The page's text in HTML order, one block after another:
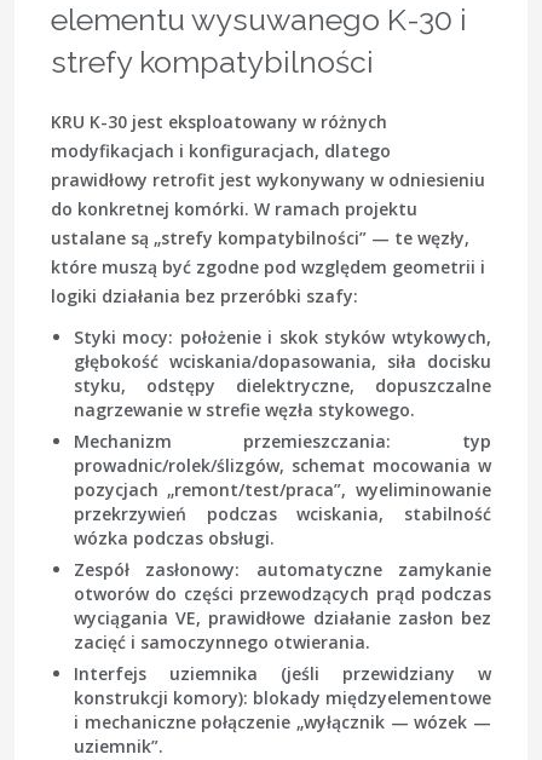
elementu wysuwanego K-30 i
strefy kompatybilności
KRU K-30 jest eksploatowany w różnych
modyfikacjach i konfiguracjach, dlatego
prawidłowy retrofit jest wykonywany w odniesieniu
do konkretnej komórki. W ramach projektu
ustalane są „strefy kompatybilności” — te węzły,
które muszą być zgodne pod względem geometrii i
logiki działania bez przeróbki szafy:
Styki mocy: położenie i skok styków wtykowych,
głębokość wciskania/dopasowania, siła docisku
styku, odstępy dielektryczne, dopuszczalne
nagrzewanie w strefie węzła stykowego.
Mechanizm przemieszczania: typ
prowadnic/rolek/ślizgów, schemat mocowania w
pozycjach „remont/test/praca”, wyeliminowanie
przekrzywień podczas wciskania, stabilność
wózka podczas obsługi.
Zespół zasłonowy: automatyczne zamykanie
otworów do części przewodzących prąd podczas
wyciągania VE, prawidłowe działanie zasłon bez
zacięć i samoczynnego otwierania.
Interfejs uziemnika (jeśli przewidziany w
konstrukcji komory): blokady międzyelementowe
i mechaniczne połączenie „wyłącznik — wózek —
uziemnik”.